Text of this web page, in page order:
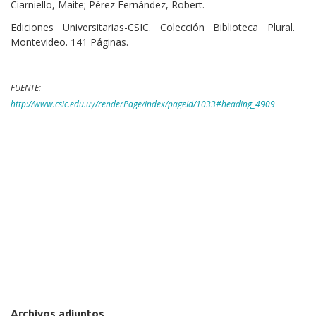
Ciarniello, Maite; Pérez Fernández, Robert.
Ediciones Universitarias-CSIC. Colección Biblioteca Plural.
Montevideo. 141 Páginas.
FUENTE:
http://www.csic.edu.uy/renderPage/index/pageId/1033#heading_4909
Archivos adjuntos